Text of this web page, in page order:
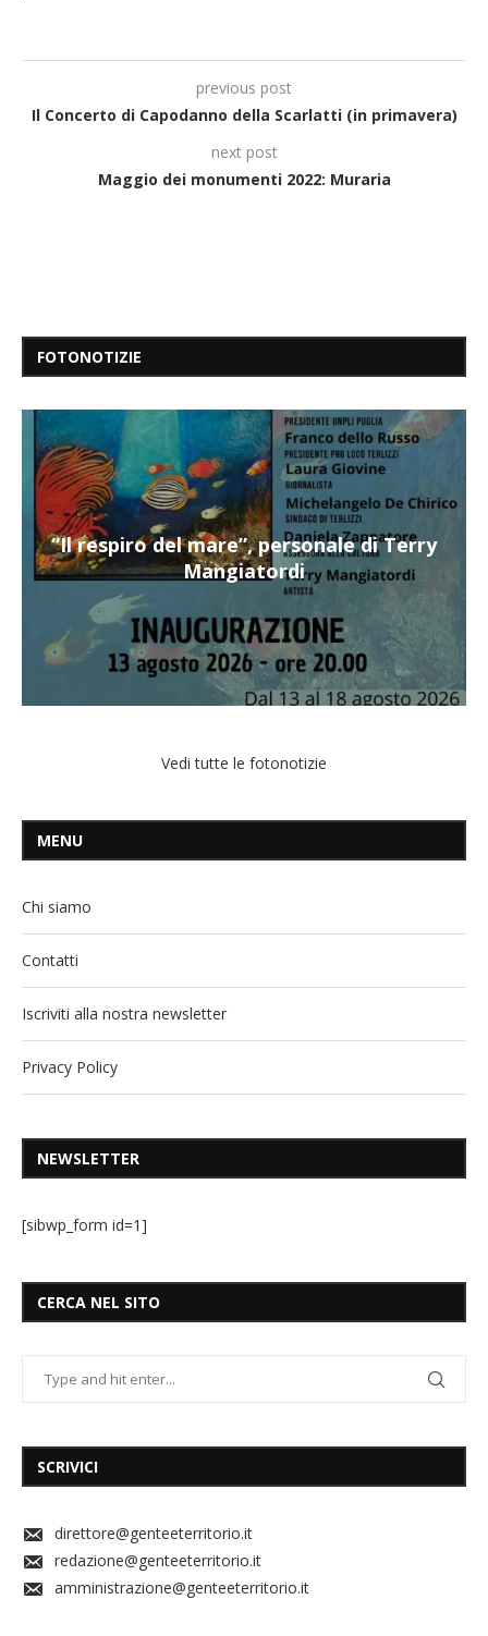
previous post
Il Concerto di Capodanno della Scarlatti (in primavera)
next post
Maggio dei monumenti 2022: Muraria
FOTONOTIZIE
“Il respiro del mare”, personale di Terry
Mangiatordi
Vedi tutte le fotonotizie
MENU
Chi siamo
Contatti
Iscriviti alla nostra newsletter
Privacy Policy
NEWSLETTER
[sibwp_form id=1]
CERCA NEL SITO
SCRIVICI
direttore@genteeterritorio.it
redazione@genteeterritorio.it
amministrazione@genteeterritorio.it